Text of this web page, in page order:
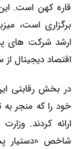
قاره کهن است. این
ارشد شرکت های
اقتصاد دیجیتال از
در بخش رقابتی
خود را که منجر به
ارائه کردند. وزارت
شاخص «دستیار